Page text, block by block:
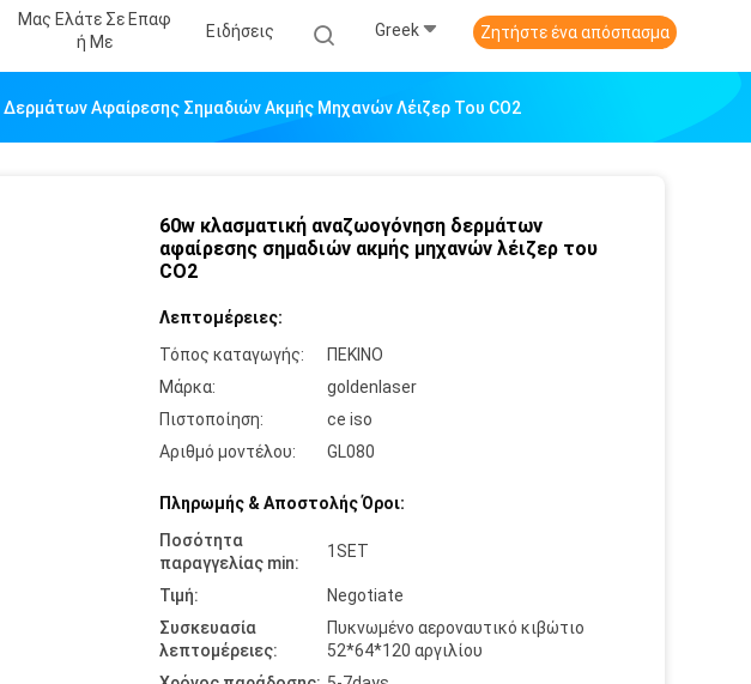
Μας Ελάτε Σε Επαφ
Ή Με
Ειδήσεις Greek Ζητήστε ένα απόσπασμα
Αφαίρεσης Σημαδιών Ακμής Μηχανών Λέιζερ Του CO2
60w κλασματική αναζωογόνηση δερμάτων
αφαίρεσης σημαδιών ακμής μηχανών λέιζερ του
CO2
Λεπτομέρειες:
Τόπος καταγωγής:
ΠΕΚΙΝΟ
Μάρκα:
goldenlaser
Πιστοποίηση:
ce iso
Αριθμό μοντέλου:
GL080
Πληρωμής & Αποστολής Όροι:
Ποσότητα
παραγγελίας min:
1SET
Τιμή:
Negotiate
Συσκευασία
λεπτομέρειες:
Πυκνωμένο αεροναυτικό κιβώτιο
52*64*120 αργιλίου